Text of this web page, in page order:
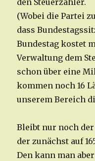
den Steuerzahler.
(Wobei die Partei
dass
Bundestag kostet
Verwaltung dem
schon über eine
kommen noch 16
unserem Bereich
Bleibt nur noch
der zunächst auf
Den kann man